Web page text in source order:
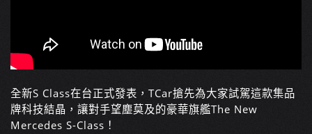
全新S Class在台正式發表，TCar搶先為大家試駕這款集品
牌科技結晶，讓對手望塵莫及的豪華旗艦The New
Mercedes S-Class！